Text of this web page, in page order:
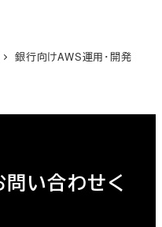
銀行向けAWS運用・開発
い合わせく